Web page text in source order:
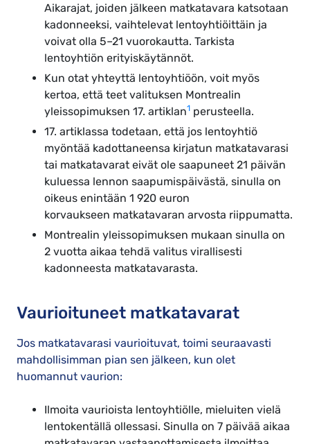
Aikarajat, joiden jälkeen matkatavara katsotaan
kadonneeksi, vaihtelevat lentoyhtiöittäin ja
voivat olla 5–21 vuorokautta. Tarkista
lentoyhtiön erityiskäytännöt.
Kun otat yhteyttä lentoyhtiöön, voit myös
kertoa, että teet valituksen Montrealin
yleissopimuksen 17. artiklan1 perusteella.
17. artiklassa todetaan, että jos lentoyhtiö
myöntää kadottaneensa kirjatun matkatavarasi
tai matkatavarat eivät ole saapuneet 21 päivän
kuluessa lennon saapumispäivästä, sinulla on
oikeus enintään 1 920 euron
korvaukseen matkatavaran arvosta riippumatta.
Montrealin yleissopimuksen mukaan sinulla on
2 vuotta aikaa tehdä valitus virallisesti
kadonneesta matkatavarasta.
Vaurioituneet matkatavarat
Jos matkatavarasi vaurioituvat, toimi seuraavasti
mahdollisimman pian sen jälkeen, kun olet
huomannut vaurion:
Ilmoita vaurioista lentoyhtiölle, mieluiten vielä
lentokentällä ollessasi. Sinulla on 7 päivää aikaa